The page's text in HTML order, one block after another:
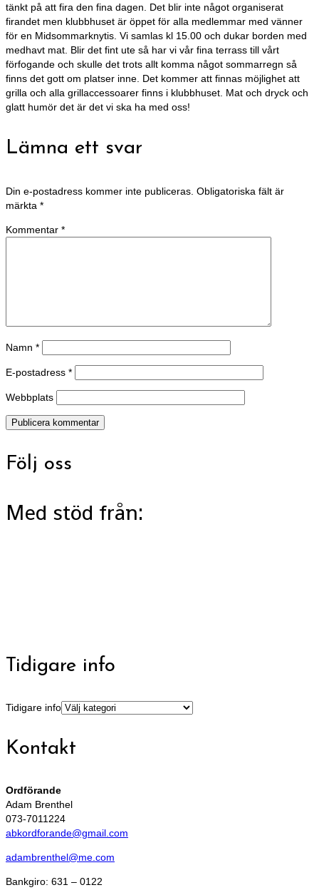
tänkt på att fira den fina dagen. Det blir inte något organiserat
firandet men klubbhuset är öppet för alla medlemmar med vänner
för en Midsommarknytis. Vi samlas kl 15.00 och dukar borden med
medhavt mat. Blir det fint ute så har vi vår fina terrass till vårt
förfogande och skulle det trots allt komma något sommarregn så
finns det gott om platser inne. Det kommer att finnas möjlighet att
grilla och alla grillaccessoarer finns i klubbhuset. Mat och dryck och
glatt humör det är det vi ska ha med oss!
Lämna ett svar
Din e-postadress kommer inte publiceras. Obligatoriska fält är
märkta *
Kommentar *
Namn *
E-postadress *
Webbplats
Följ oss
Med stöd från:
Tidigare info
Tidigare info
Kontakt
Ordförande
Adam Brenthel
073-7011224
abkordforande@gmail.com
adambrenthel@me.com
Bankgiro: 631 – 0122